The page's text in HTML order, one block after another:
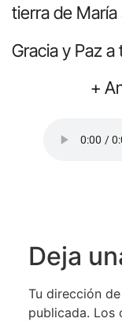
tierra de María
Gracia y Paz a
+
Deja
Tu dirección
publicada. Los